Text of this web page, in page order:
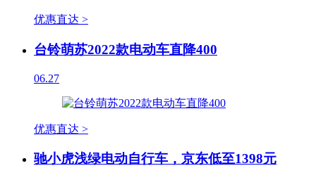
优惠直达 >
台铃萌苏2022款电动车直降400
06.27
优惠直达 >
驰小虎浅绿电动自行车，京东低至1398元